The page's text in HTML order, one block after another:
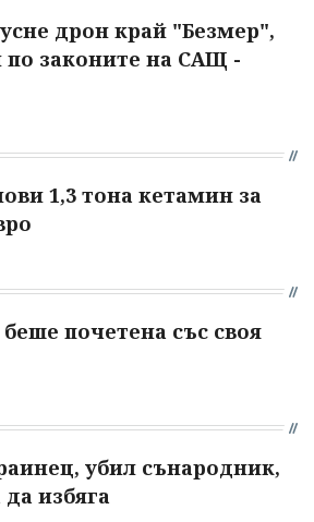
дрон край "Безмер",
законите на САЩ -
1,3 тона кетамин за
почетена със своя
убил сънародник,
избяга